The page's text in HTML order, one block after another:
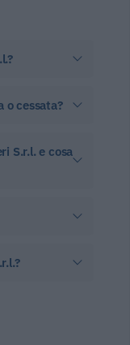
o cessata?
S.r.l. e cosa